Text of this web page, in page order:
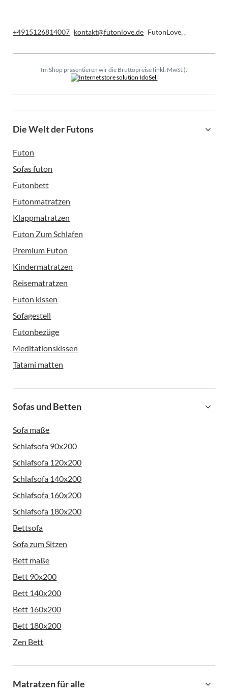
+4915126814007 kontakt@futonlove.de FutonLove,,
Im Shop präsentieren wir die Bruttopreise (inkl. MwSt.).
Die Welt der Futons
Futon
Sofas futon
Futonbett
Futonmatratzen
Klappmatratzen
Futon Zum Schlafen
Premium Futon
Kindermatratzen
Reisematratzen
Futon kissen
Sofagestell
Futonbezüge
Meditationskissen
Tatami matten
Sofas und Betten
Sofa maße
Schlafsofa 90x200
Schlafsofa 120x200
Schlafsofa 140x200
Schlafsofa 160x200
Schlafsofa 180x200
Bettsofa
Sofa zum Sitzen
Bett maße
Bett 90x200
Bett 140x200
Bett 160x200
Bett 180x200
Zen Bett
Matratzen für alle